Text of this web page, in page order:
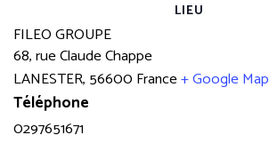
LIEU
FILEO GROUPE
68, rue Claude Chappe
LANESTER, 56600 France+ Google Map
Téléphone
0297651671